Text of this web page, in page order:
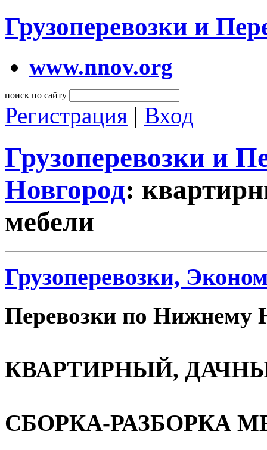
Грузоперевозки и
www.nnov.org
поиск по сайту
Регистрация | Вход
Грузоперевозки и
Новгород:
мебели
Грузоперевозки,
Перевозки по Нижнему
КВАРТИРНЫЙ,
СБОРКА-РАЗБОРКА